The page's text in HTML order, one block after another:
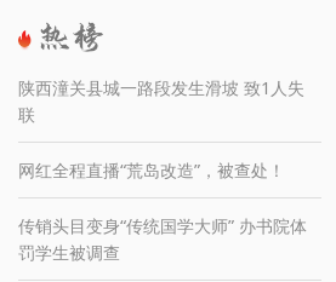
陕西潼关县城一路段发生滑坡 致1人失
联
网红全程直播“荒岛改造”，被查处！
传销头目变身“传统国学大师” 办书院体
罚学生被调查